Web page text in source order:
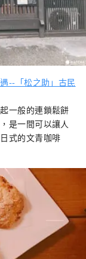
--「松之助」古民
一般的連鎖鬆餅
是一間可以讓人
式的文青咖啡